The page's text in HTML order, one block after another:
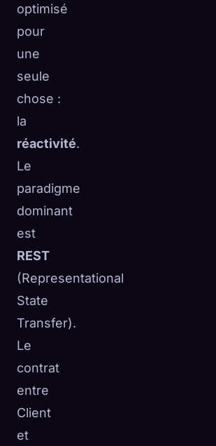
optimisé
pour
une
seule
chose :
la
réactivité.
Le
paradigme
dominant
est
REST
(Representational
State
Transfer).
Le
contrat
entre
Client
et